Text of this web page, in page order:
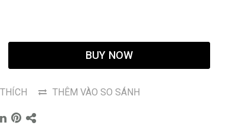
BUY NOW
THÊM VÀO SO SÁNH